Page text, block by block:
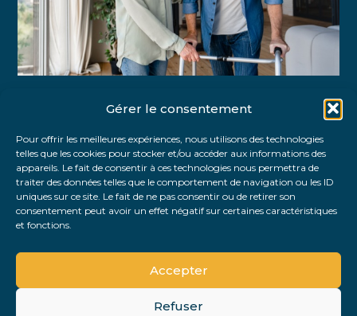
Gérer le consentement
Pour offrir les meilleures expériences, nous utilisons des technologies
telles que les cookies pour stocker et/ou accéder aux informations des
appareils. Le fait de consentir à ces technologies nous permettra de
traiter des données telles que le comportement de navigation ou les ID
uniques sur ce site. Le fait de ne pas consentir ou de retirer son
consentement peut avoir un effet négatif sur certaines caractéristiques
et fonctions.
Accepter
Refuser
FaceBook
TwitterLinkedIn